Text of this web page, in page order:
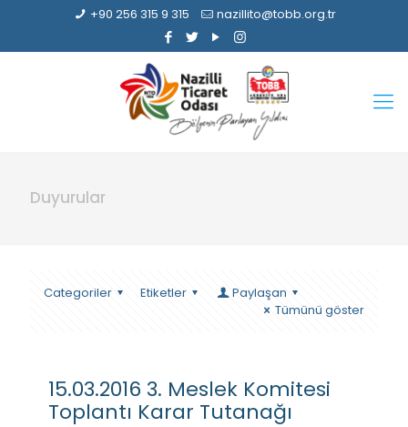
+90 256 315 9 315 nazillito@tobb.org.tr
Duyurular
Categoriler Etiketler
Paylaşan
Tümünü göster
15.03.2016 3. Meslek Komitesi
Toplantı Karar Tutanağı